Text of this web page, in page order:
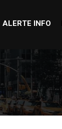
ALERTE INFO